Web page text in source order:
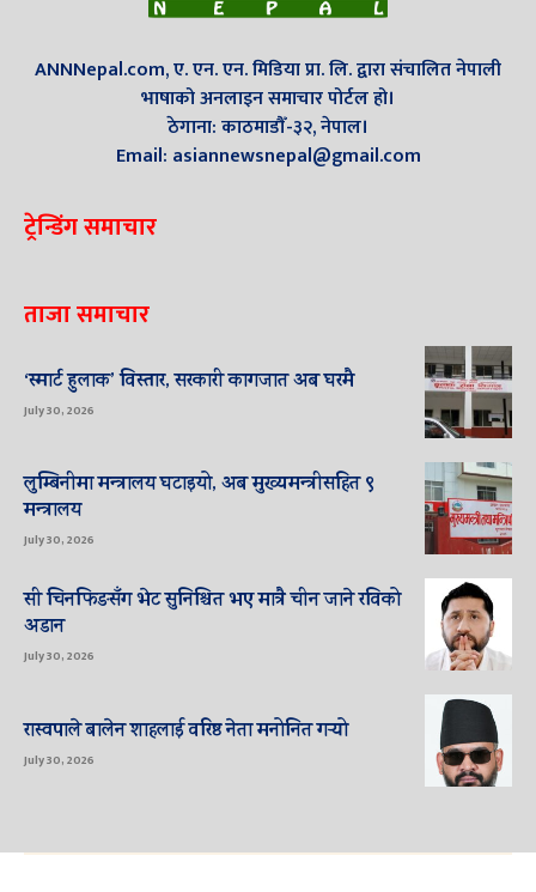
ANNNepal.com, ए. एन. एन. मिडिया प्रा. लि. द्वारा संचालित नेपाली
भाषाको अनलाइन समाचार पोर्टल हो।
ठेगाना: काठमाडौँ-३२, नेपाल।
Email: asiannewsnepal@gmail.com
ट्रेन्डिंग समाचार
ताजा समाचार
‘स्मार्ट हुलाक’ विस्तार, सरकारी कागजात अब घरमै
July 30, 2026
लुम्बिनीमा मन्त्रालय घटाइयो, अब मुख्यमन्त्रीसहित ९
मन्त्रालय
July 30, 2026
सी चिनफिङसँग भेट सुनिश्चित भए मात्रै चीन जाने रविको
अडान
July 30, 2026
रास्वपाले बालेन शाहलाई वरिष्ठ नेता मनोनित गर्‍यो
July 30, 2026